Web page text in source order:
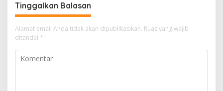
Tinggalkan Balasan
Alamat email Anda tidak akan dipublikasikan. Ruas yang wajib
ditandai *